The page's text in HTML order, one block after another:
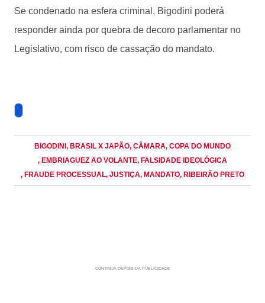
Se condenado na esfera criminal, Bigodini poderá
responder ainda por quebra de decoro parlamentar no
Legislativo, com risco de cassação do mandato.
BIGODINI, BRASIL X JAPÃO, CÂMARA, COPA DO MUNDO
, EMBRIAGUEZ AO VOLANTE, FALSIDADE IDEOLÓGICA
, FRAUDE PROCESSUAL, JUSTIÇA, MANDATO, RIBEIRÃO PRETO